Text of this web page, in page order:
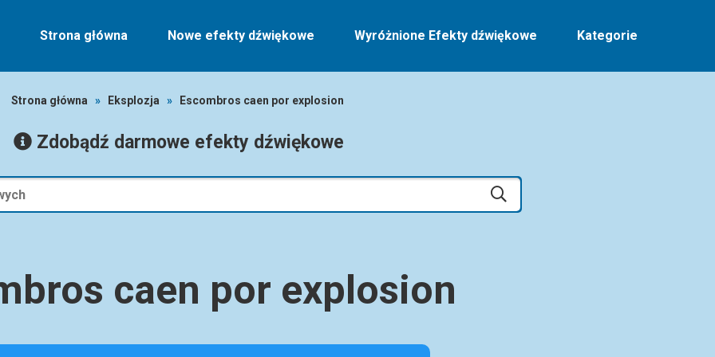
Strona główna Nowe efekty dźwiękowe Wyróżnione Efekty dźwiękowe Kategorie
Strona główna » Eksplozja » Escombros caen por explosion
Zdobądź darmowe efekty dźwiękowe
caen por explosion